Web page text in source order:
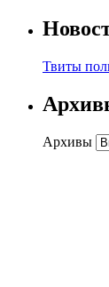
Твиты
Архивы